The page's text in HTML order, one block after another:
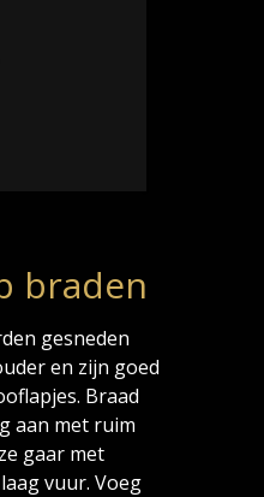
braden
gesneden
en zijn goed
Braad
aan met ruim
gaar met
vuur. Voeg